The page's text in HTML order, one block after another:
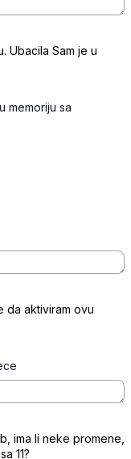
Ubacila Sam je u
memoriju sa
da aktiviram ovu
ima li neke promene,
11?